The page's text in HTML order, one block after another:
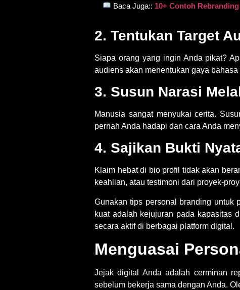
Baca Juga:: 10+ Contoh
2. Tentukan Target
Siapa orang yang ingin Anda pikat?
audiens akan menentukan gaya
3. Susun Narasi
Manusia sangat menyukai cerita.
pernah Anda hadapi dan cara Anda
4. Sajikan Bukti
Klaim hebat di bio profil tidak akan
keahlian, atau testimoni dari proyek-
Gunakantips personal branding untuk
kuat adalah kejujuran pada kapasitas
secara aktif di berbagai platform digital.
Menguasai
Jejak digital Anda adalah cerminan
sebelum bekerja sama dengan Anda.